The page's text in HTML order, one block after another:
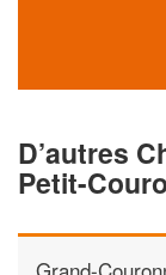
D’autres
Petit-
Grand-